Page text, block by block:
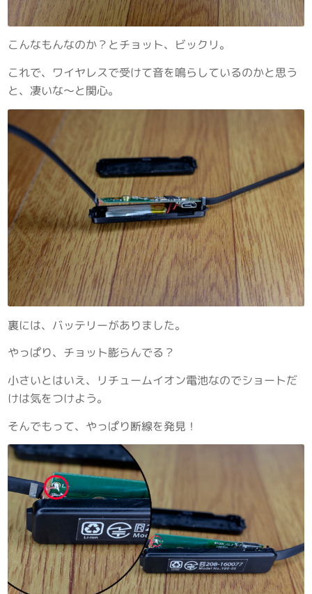
こんなもんなのか？とチョット、ビックリ。
これで、ワイヤレスで受けて音を鳴らしているのかと思う
と、凄いな～と関心。
裏には、バッテリーがありました。
やっぱり、チョット膨らんでる？
小さいとはいえ、リチュームイオン電池なのでショートだ
けは気をつけよう。
そんでもって、やっぱり断線を発見！